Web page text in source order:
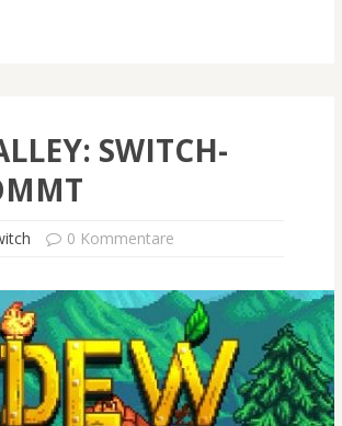
SWITCH-
0 Kommentare